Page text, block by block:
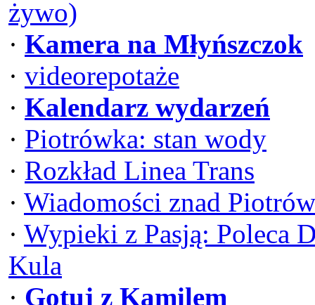
żywo)
· Kamera na Młyńszczok
· videorepotaże
· Kalendarz wydarzeń
· Piotrówka: stan wody
· Rozkład Linea Trans
· Wiadomości znad
· Wypieki z Pasją: Poleca
Kula
· Gotuj z Kamilem